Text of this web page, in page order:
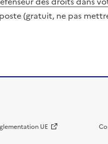
(gratuit, ne pas
UE